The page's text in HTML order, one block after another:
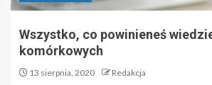
Wszystko, co powinieneś
komórkowych
13 sierpnia, 2020 Redakcja